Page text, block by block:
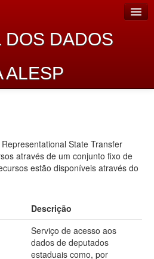
DOS DADOS
ALESP
State Transfer
através de um conjunto fixo de
estão disponíveis através do
Descrição
Serviço de acesso aos
dados de deputados
estaduais como, por